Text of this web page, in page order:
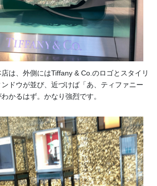
は、外側にはTiffany & Co.のロゴとスタイリ
ドウが並び、近づけば「あ、ティファニー
かるはず。かなり強烈です。